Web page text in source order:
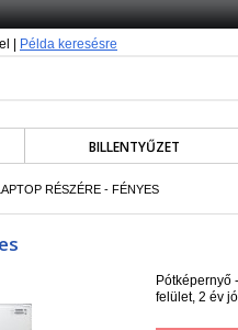
| Példa keresésre
BILLENTYŰZET
RÉSZÉRE - FÉNYES
Pótképernyő
felület, 2 év